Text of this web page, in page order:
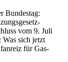
Bundestag:
vom 9. Juli
Was sich jetzt
für Gas-